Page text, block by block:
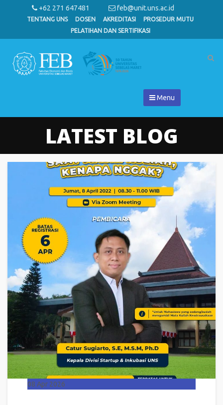
+62 271 647481 feb@unit.uns.ac.id
TENTANG UNS DOSEN AKREDITASI
PROSEDUR MUTU
PELATIHAN DAN SERTIFIKASI
Menu
LATEST BLOG
08 Apr 2026